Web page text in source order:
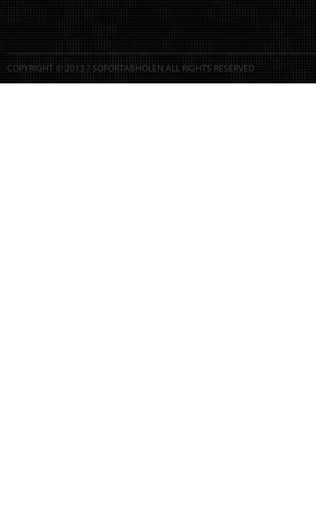
COPYRIGHT © 2013 ? SOFORTABHOLEN ALL RIGHTS RESERVED